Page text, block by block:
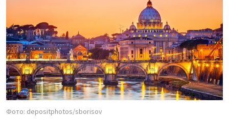
Фото: depositphotos/sborisov